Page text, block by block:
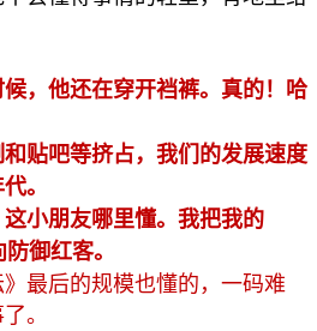
，他还在穿开裆裤。真的！哈
贴吧等挤占，我们的发展速度
。
小朋友哪里懂。我把我的
御红客。
最后的规模也懂的，一码难
。